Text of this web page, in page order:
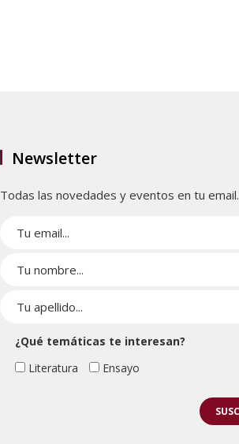
Newsletter
Todas las novedades y eventos en tu email.
¿Qué temáticas te interesan?
Literatura
Ensayo